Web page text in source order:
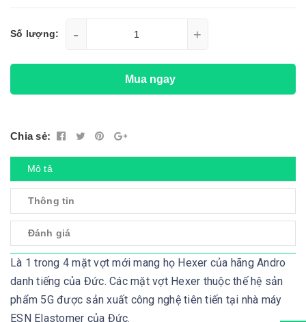
Số lượng: - +
Mua ngay
Chia sẻ:
Mô tả
Thông tin
Đánh giá
Là 1 trong 4 mặt vợt mới mang họ Hexer của hãng Andro
danh tiếng của Đức. Các mặt vợt Hexer thuộc thế hệ sản
phẩm 5G được sản xuất công nghệ tiên tiến tại nhà máy
ESN Elastomer của Đức.